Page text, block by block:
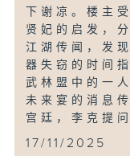
下谢凉。楼主受
贤妃的启发，
江湖传闻，发
器失窃的时间
武林盟中的一人
未来宴的消息
宫廷，李克提
17/11/2025